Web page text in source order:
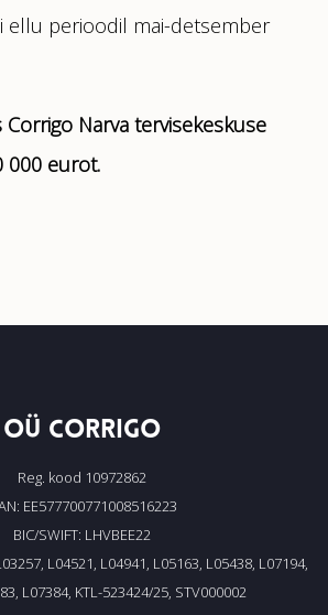
ellu perioodil mai-detsember
Narva tervisekeskuse
000 eurot.
OÜ CORRIGO
Reg. kood 10972862
EE577700771008516223
BIC/SWIFT: LHVBEE22
L04521, L04941, L05163, L05438, L07194,
L07384, KTL-523424/25, STV000002